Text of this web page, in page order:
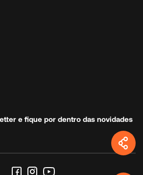
e fique por dentro das novidades